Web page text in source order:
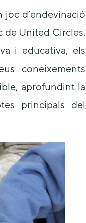
d’endevinació
de United Circles.
i educativa, els
coneixements
aprofundint la
principals del